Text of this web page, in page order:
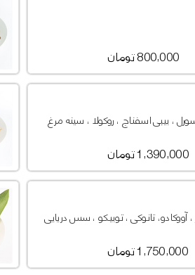
800,000 تومان
، بیبی اسفناج ، روکولا ، سینه مرغ
1,390,000 تومان
تانوکی ، توبیکو ، سس دریایی
1,750,000 تومان